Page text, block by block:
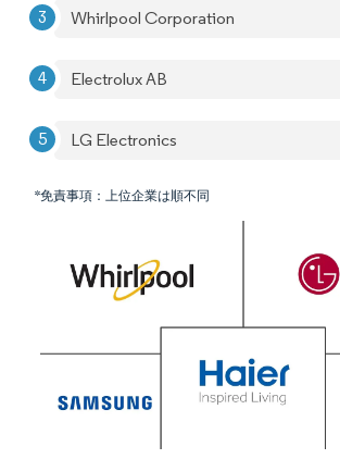
Whirlpool Corporation
Electrolux AB
LG Electronics
*免責事項：上位企業は順不同